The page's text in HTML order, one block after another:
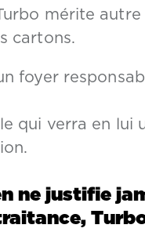
mérite autre
cartons.
foyer
qui verra en lui
ne justifie